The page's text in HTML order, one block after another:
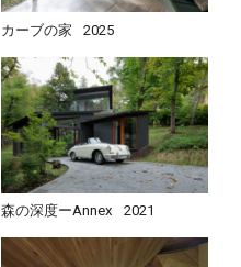
カーブの家 2025
森の深度ーAnnex 2021